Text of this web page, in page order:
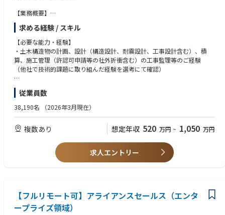
【業務概要】
原子力発電所 再稼働・建設プロジェクト・廃炉措置：
土木工事・設備の計画、調整、調査、設計、積算、工事監理、運用
・既存の原子力土木構造物だけでなく、再稼働に係る新規施設、廃止措置
のための施設などの計画、調整・折衝、調査、設計（構造設計、耐震設
計、工事設計含む）、積算、工事監理、保守管理、運用に関わる業務内容
をインハウスエンジニアとして担当いただきます。
災害等リスクに対する安全対策や、重大事故対策等）、既存土木設備の維
持管理、保守効率化、新規立地地点のリスク調査（敷地内の試掘坑調査，
ボーリング調査など）等）
【期待される役割】
できる土木技術者を募集しています。
となり、マネジメント経験を積んだ上で、ひいては組織全体をリードする
役割で力を発揮いただくことを期待しています。
求める経験 / スキル
【必要な能力・経験】
・土木構造物の計画、設計（構造設計、耐震設計、工事設計含む）、積
算、施工管理（許認可申請等の社外折衝含む）の工事監理等のご経験
（他社で技術的課題に取り組んだ経験を選考にて確認）
・土木構造物の計画、設計（構造設計、耐震設計、工事設計含む）、積
算、施工管理（許認可申請等の社外折衝含む）の工事監理等に関する知
識・技能
【歓迎要件】
・土木に関連する法令、規格基準に精通
・ゼネコン等受注者側のご経験、現場代理人や監理技術者のご経験
・原子力発電所工事のご経験
・土木構造物の計画、設計（構造設計、耐震設計、工事設計含む）、積
従業員数
38,190名 （2026年3月現在）
複数あり 想定年収 520 万円 ~ 1,050 万円
求人エントリー
【フルリモート可】アライアンスセールス（エンタ
ープライズ領域）